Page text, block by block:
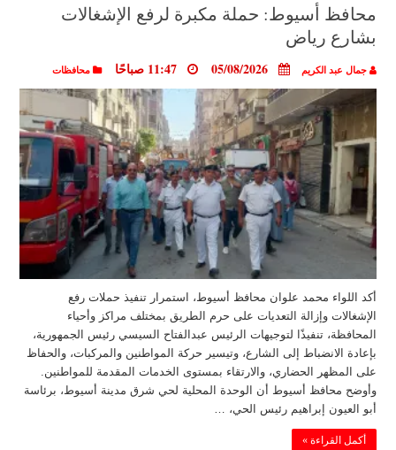
محافظ أسيوط: حملة مكبرة لرفع الإشغالات
بشارع رياض
جمال عبد الكريم 05/08/2026 11:47 صباحًا محافظات
أكد اللواء محمد علوان محافظ أسيوط، استمرار تنفيذ حملات رفع
الإشغالات وإزالة التعديات على حرم الطريق بمختلف مراكز وأحياء
المحافظة، تنفيذًا لتوجيهات الرئيس عبدالفتاح السيسي رئيس الجمهورية،
بإعادة الانضباط إلى الشارع، وتيسير حركة المواطنين والمركبات، والحفاظ
على المظهر الحضاري، والارتقاء بمستوى الخدمات المقدمة للمواطنين.
وأوضح محافظ أسيوط أن الوحدة المحلية لحي شرق مدينة أسيوط، برئاسة
أبو العيون إبراهيم رئيس الحي، …
أكمل القراءة »